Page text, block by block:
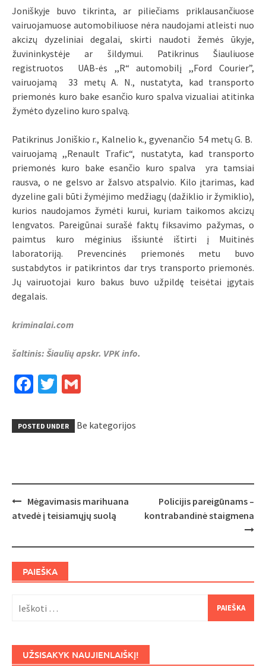
Joniškyje buvo tikrinta, ar piliečiams priklausančiuose
vairuojamuose automobiliuose nėra naudojami atleisti nuo
akcizų dyzeliniai degalai, skirti naudoti žemės ūkyje,
žuvininkystėje ar šildymui. Patikrinus Šiauliuose
registruotos UAB-ės ,,R“ automobilį ,,Ford Courier”,
vairuojamą 33 metų A. N., nustatyta, kad transporto
priemonės kuro bake esančio kuro spalva vizualiai atitinka
žymėto dyzelino kuro spalvą.
Patikrinus Joniškio r., Kalnelio k., gyvenančio 54 metų G. B.
vairuojamą ,,Renault Trafic“, nustatyta, kad transporto
priemonės kuro bake esančio kuro spalva yra tamsiai
rausva, o ne gelsvo ar žalsvo atspalvio. Kilo įtarimas, kad
dyzeline gali būti žymėjimo medžiagų (dažiklio ir žymiklio),
kurios naudojamos žymėti kurui, kuriam taikomos akcizų
lengvatos. Pareigūnai surašė faktų fiksavimo pažymas, o
paimtus kuro mėginius išsiuntė ištirti į Muitinės
laboratoriją. Prevencinės priemonės metu buvo
sustabdytos ir patikrintos dar trys transporto priemonės.
Jų vairuotojai kuro bakus buvo užpildę teisėtai įgytais
degalais.
kriminalai.com
šaltinis: Šiaulių apskr. VPK info.
Facebook
Twitter
POSTED UNDER Be kategorijos
Post
navigation
Mėgavimasis marihuana
atvedė į teisiamųjų suolą
Policijis pareigūnams –
kontrabandinė staigmena
PAIEŠKA
UŽSISAKYK NAUJIENLAIŠKĮ!